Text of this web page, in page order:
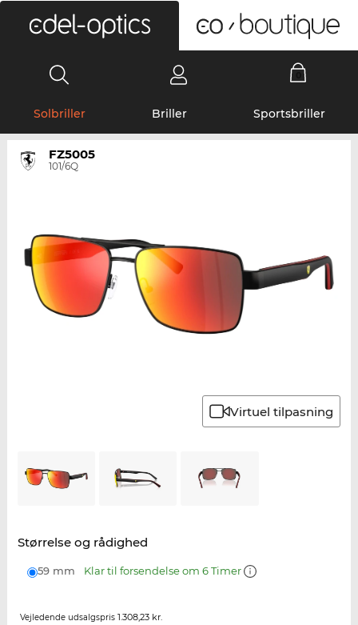
Solbriller Briller Sportsbriller
FZ5005
101/6Q
Virtuel tilpasning
Størrelse og rådighed
59 mm Klar til forsendelse om 6 Timer
Vejledende udsalgspris 1.308,23 kr.